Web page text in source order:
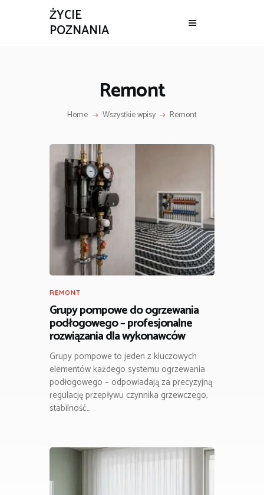
ŻYCIE
POZNANIA
Remont
Home Wszystkie wpisy Remont
ŻYCIE POZNANIA
WIADOMOŚCI
CELEBRYCI
CIEKAWOSTKI
REMONT
Grupy pompowe do ogrzewania
podłogowego – profesjonalne
rozwiązania dla wykonawców
Grupy pompowe to jeden z kluczowych
elementów każdego systemu ogrzewania
podłogowego – odpowiadają za precyzyjną
regulację przepływu czynnika grzewczego,
stabilność…